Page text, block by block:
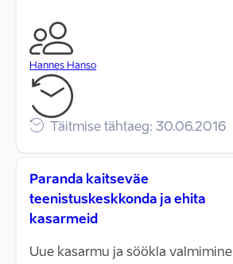
Hannes Hanso
Täitmise tähtaeg: 30.06.2016
Paranda kaitseväe
teenistuskeskkonda ja ehita
kasarmeid
Uue kasarmu ja söökla valmimine